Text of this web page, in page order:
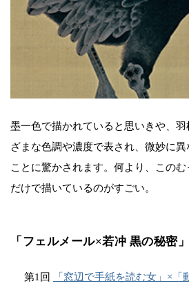
墨一色で描かれていると思いきや、
ざまな色調や濃度で表され、微妙に
ことに驚かされます。何より、この
だけで描いているのがすごい。
「フェルメール×若冲 黒の秘密
第1回 「窓辺で手紙を読む女」×「